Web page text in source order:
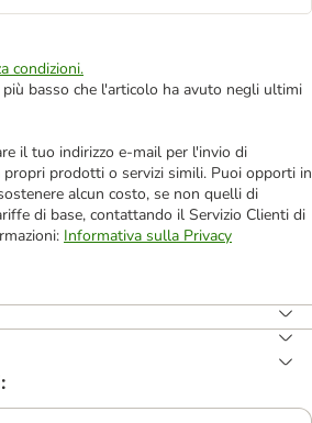
condizioni.
più basso che l'articolo ha avuto negli ultimi
il tuo indirizzo e-mail per l'invio di
prodotti o servizi simili. Puoi opporti in
alcun costo, se non quelli di
di base, contattando il Servizio Clienti di
Informativa sulla Privacy